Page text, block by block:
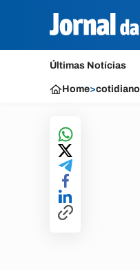
Últimas Notícias
Home>cotidiano